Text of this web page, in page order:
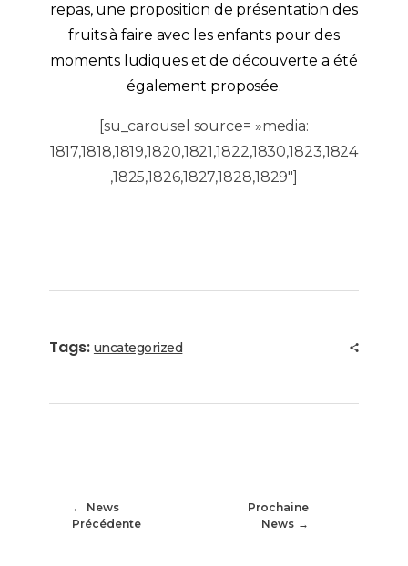
repas, une proposition de présentation des
fruits à faire avec les enfants pour des
moments ludiques et de découverte a été
également proposée.
[su_carousel source= »media:
1817,1818,1819,1820,1821,1822,1830,1823,1824
,1825,1826,1827,1828,1829″]
Tags: uncategorized
News
Précédente
Prochaine
News